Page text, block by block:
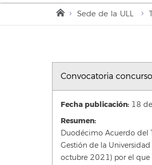
Sede de la ULL
Convocatoria
Fecha publicación: 18
Resumen:
Duodécimo Acuerdo del
Gestión de la
octubre 2021) por el que